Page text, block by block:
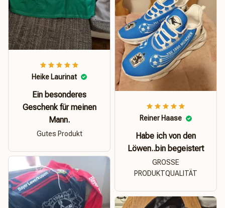
Heike Laurinat
Ein besonderes
Geschenk für meinen
Mann.
Gutes Produkt
Reiner Haase
Habe ich von den
Löwen..bin begeistert
GROSSE
PRODUKTQUALITÄT